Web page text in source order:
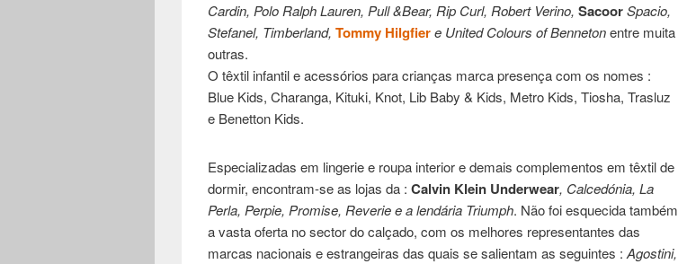
Cardin, Polo Ralph Lauren, Pull &Bear, Rip Curl, Robert Verino,SacoorSpacio,
Stefanel, Timberland,Tommy Hilgfiere United Colours of Bennetonentre muita
outras.
O têxtil infantil e acessórios para crianças marca presença com os nomes :
Blue Kids, Charanga, Kituki, Knot, Lib Baby & Kids, Metro Kids, Tiosha, Trasluz
e Benetton Kids.
Especializadas em lingerie e roupa interior e demais complementos em têxtil de
dormir, encontram-se as lojas da :Calvin Klein Underwear, Calcedónia, La
Perla, Perpie, Promise, Reverie e a lendária Triumph. Não foi esquecida também
a vasta oferta no sector do calçado, com os melhores representantes das
marcas nacionais e estrangeiras das quais se salientam as seguintes :Agostini,